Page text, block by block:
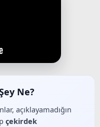
Ne?
açıklayamadığın
çekirdek